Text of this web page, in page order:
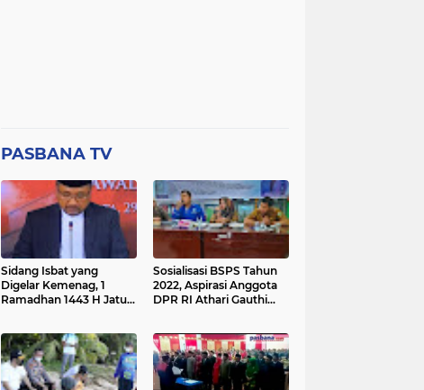
PASBANA TV
Sidang Isbat yang
Digelar Kemenag, 1
Ramadhan 1443 H Jatuh
Sosialisasi BSPS Tahun
2022, Aspirasi Anggota
DPR RI Athari Gauthi